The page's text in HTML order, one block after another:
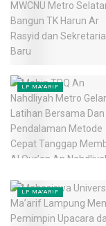
LP MA'ARIF
LP MA'ARIF